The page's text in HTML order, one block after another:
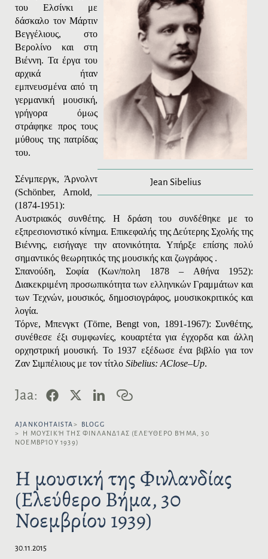
Jean Sibelius
του Ελσίνκι με
δάσκαλο τον Μάρτιν
Βεγγέλιους, στο
Βερολίνο και στη
Βιέννη. Τα έργα του
αρχικά ήταν
εμπνευσμένα από τη
γερμανική μουσική,
γρήγορα όμως
στράφηκε προς τους
μύθους της πατρίδας
του.
Σένμπεργκ, Άρνολντ
(Schönber, Arnold,
(1874-1951):
Αυστριακός
συνθέτης. Η δράση του συνδέθηκε με το
εξπρεσιονιστικό κίνημα. Επικεφαλής της Δεύτερης Σχολής της
Βιέννης, εισήγαγε την ατονικότητα. Υπήρξε επίσης πολύ
σημαντικός θεωρητικός της μουσικής και ζωγράφος .
Σπανούδη, Σοφία(Κων/πολη 1878 – Αθήνα 1952):
Διακεκριμένη προσωπικότητα των ελληνικών Γραμμάτων και
των Τεχνών, μουσικός, δημοσιογράφος, μουσικοκριτικός και
λογία.
Τόρνε, Μπενγκτ (Τörne,Bengt von, 1891-1967): Συνθέτης,
συνέθεσε έξι συμφωνίες, κουαρτέτα για έγχορδα και άλλη
ορχηστρική μουσική. Το 1937 εξέδωσε ένα βιβλίο για τον
Ζαν Σιμπέλιους με τον τίτλο Sibelius: AClose–Up.
Jaa:
e
b
o
e
o
o
n
k
k
i
AJANKOHTAISTA
BLOGG
Η ΜΟΥΣΙΚΉ ΤΗΣ ΦΙΝΛΑΝΔΊΑΣ (ΕΛΕΎΘΕΡΟ ΒΉΜΑ, 30
ΝΟΕΜΒΡΊΟΥ 1939)
Η μουσική της Φινλανδίας
(Ελεύθερο Βήμα, 30
Νοεμβρίου 1939)
30.11.2015